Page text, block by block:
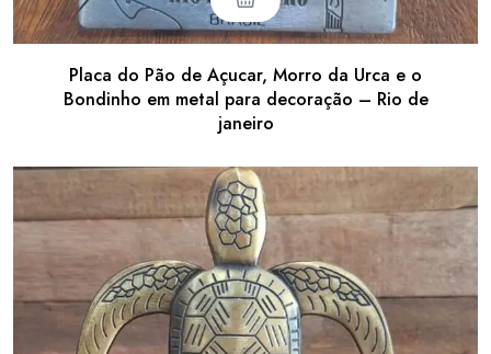
Placa do Pão de Açucar, Morro da Urca e o
Bondinho em metal para decoração – Rio de
janeiro